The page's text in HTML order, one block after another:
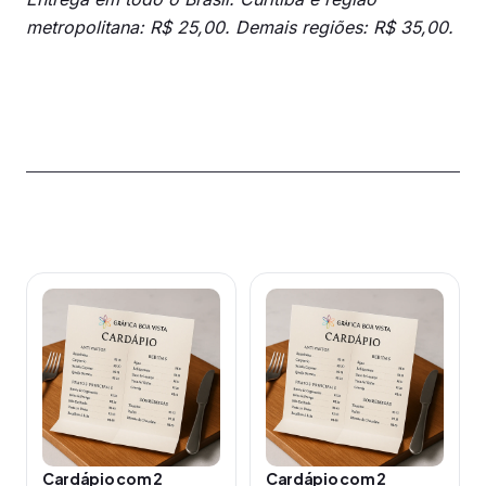
metropolitana: R$ 25,00. Demais regiões: R$ 35,00.
Cardápio com 2
Este
produto
tem
várias
variantes.
As
opções
Cardápio com 2
Este
produto
tem
várias
variantes.
As
opções